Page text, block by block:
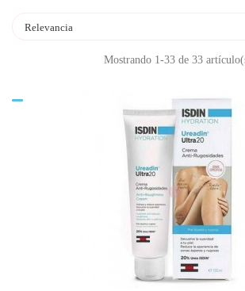
Relevancia
Mostrando 1-33 de 33